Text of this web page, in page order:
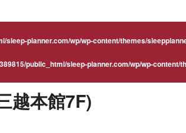
sleep-planner.com/wp/wp-content/themes/
public_html/sleep-planner.com/wp/wp-content/
越本館7F)